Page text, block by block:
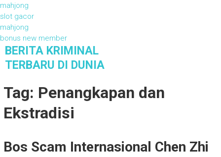
mahjong
slot gacor
mahjong
bonus new member
BERITA KRIMINAL
TERBARU DI DUNIA
Tag: Penangkapan dan
Ekstradisi
Bos Scam Internasional Chen Zhi